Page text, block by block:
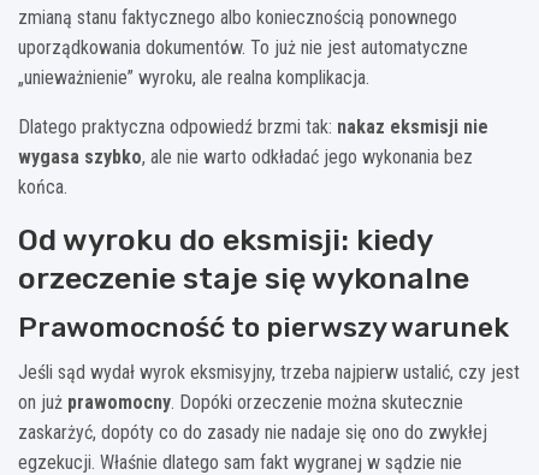
zmianą stanu faktycznego albo koniecznością ponownego
uporządkowania dokumentów. To już nie jest automatyczne
„unieważnienie” wyroku, ale realna komplikacja.
Dlatego praktyczna odpowiedź brzmi tak: nakaz eksmisji nie
wygasa szybko, ale nie warto odkładać jego wykonania bez
końca.
Od wyroku do eksmisji: kiedy
orzeczenie staje się wykonalne
Prawomocność to pierwszy warunek
Jeśli sąd wydał wyrok eksmisyjny, trzeba najpierw ustalić, czy jest
on już prawomocny. Dopóki orzeczenie można skutecznie
zaskarżyć, dopóty co do zasady nie nadaje się ono do zwykłej
egzekucji. Właśnie dlatego sam fakt wygranej w sądzie nie